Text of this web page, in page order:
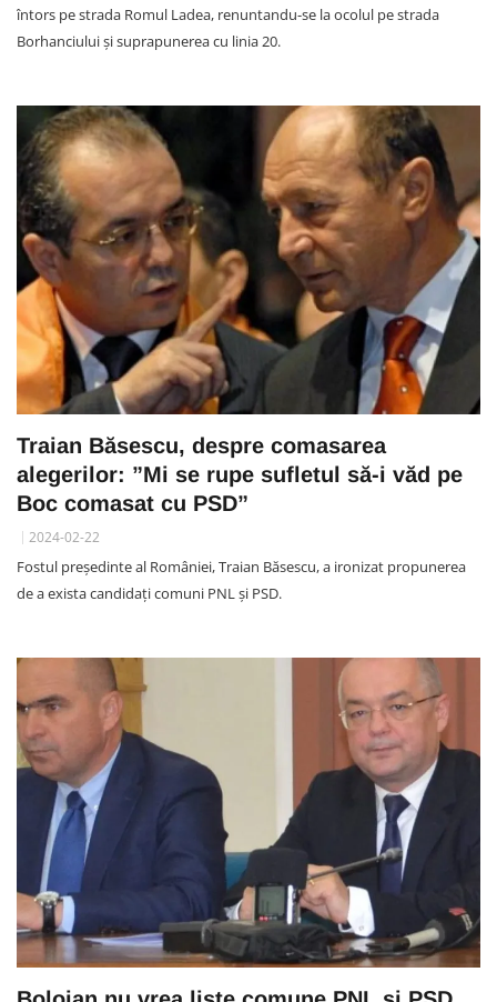
întors pe strada Romul Ladea, renuntandu-se la ocolul pe strada
Borhanciului și suprapunerea cu linia 20.
Traian Băsescu, despre comasarea
alegerilor: ”Mi se rupe sufletul să-i văd pe
Boc comasat cu PSD”
2024-02-22
Fostul președinte al României, Traian Băsescu, a ironizat propunerea
de a exista candidați comuni PNL și PSD.